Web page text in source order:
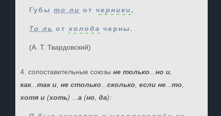
Губыто ли отчерники ,
То ль отхолода черны.
(А. Т. Твардовский)
4. сопоставительные союзыне только ...но и
как...так и ,не столько ...сколько ,если не ...то
хотя и (хоть) ...а (но ,да):